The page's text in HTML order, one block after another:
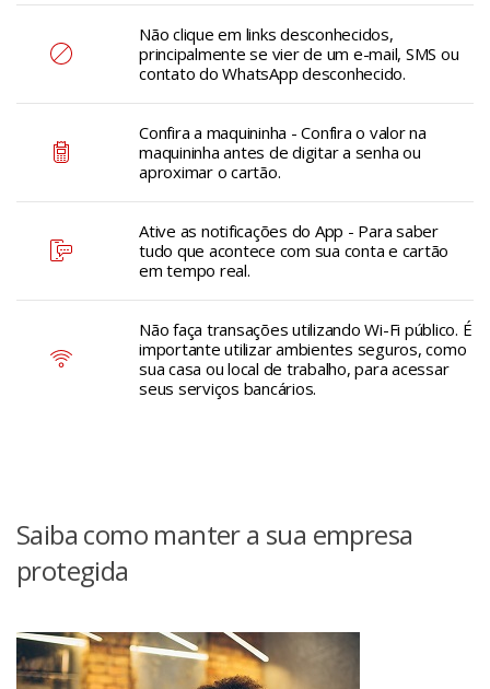
Não clique em links desconhecidos,
principalmente se vier de um e-mail, SMS ou
contato do WhatsApp desconhecido.
Confira a maquininha - Confira o valor na
maquininha antes de digitar a senha ou
aproximar o cartão.
Ative as notificações do App - Para saber
tudo que acontece com sua conta e cartão
em tempo real.
Não faça transações utilizando Wi-Fi público. É
importante utilizar ambientes seguros, como
sua casa ou local de trabalho, para acessar
seus serviços bancários.
Saiba como manter a sua empresa
protegida